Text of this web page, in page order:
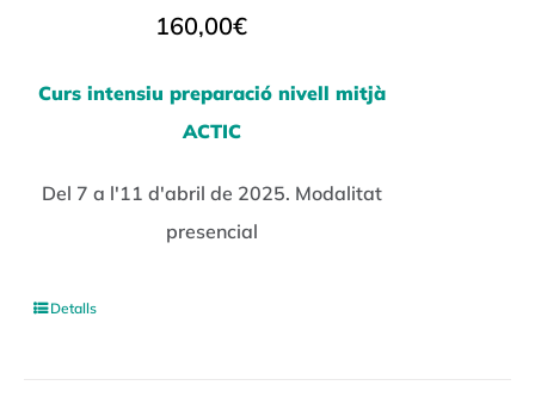
160,00€
Curs intensiu preparació nivell mitjà
ACTIC
Del 7 a l'11 d'abril de 2025. Modalitat
presencial
Detalls